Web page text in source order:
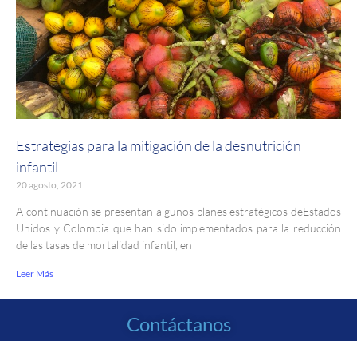
Estrategias para la mitigación de la desnutrición
infantil
20 agosto, 2021
A continuación se presentan algunos planes estratégicos deEstados
Unidos y Colombia que han sido implementados para la reducción
de las tasas de mortalidad infantil, en
Leer Más
Contáctanos